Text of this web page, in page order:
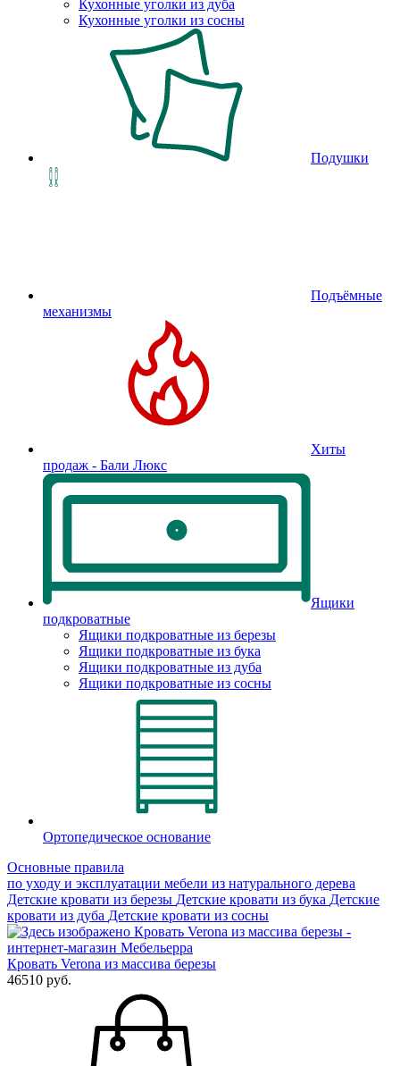
Кухонные уголки из дуба
Кухонные уголки из сосны
Подушки
Подъёмные
механизмы
Хиты
продаж - Бали Люкс
Ящики
подкроватные
Ящики подкроватные из березы
Ящики подкроватные из бука
Ящики подкроватные из дуба
Ящики подкроватные из сосны
Ортопедическое основание
Основные правила
по уходу и эксплуатации мебели из натурального дерева
Детские кровати из березы Детские кровати из бука Детские
кровати из дуба Детские кровати из сосны
Кровать Verona из массива березы
46510 руб.